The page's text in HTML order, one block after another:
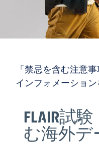
「禁忌を含む注意
インフォメーション
FLAIR試
む海外デ